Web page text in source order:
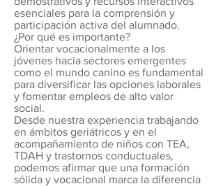
esenciales para la comprensión y
participación activa del alumnado.
¿Por qué es importante?
Orientar vocacionalmente a los
jóvenes hacia sectores emergentes
como el mundo canino es fundamental
para diversificar las opciones laborales
y fomentar empleos de alto valor
social.
Desde nuestra experiencia trabajando
en ámbitos geriátricos y en el
acompañamiento de niños con TEA,
TDAH y trastornos conductuales,
podemos afirmar que una formación
sólida y vocacional marca la diferencia